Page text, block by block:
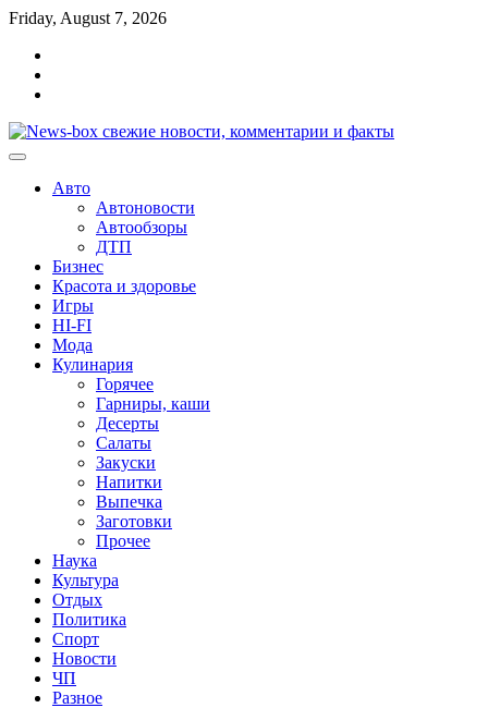
Перейти
содержимому
Friday, August 7, 2026
Авто
Автоновости
Автообзоры
ДТП
Бизнес
Красота и здоровье
Игры
HI-FI
Мода
Кулинария
Горячее
Гарниры, каши
Десерты
Салаты
Закуски
Напитки
Выпечка
Заготовки
Прочее
Наука
Культура
Отдых
Политика
Спорт
Новости
ЧП
Разное